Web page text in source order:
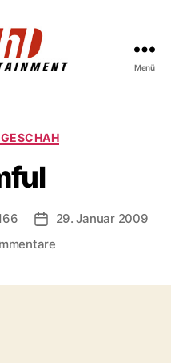
Menü
29. Januar 2009
zu